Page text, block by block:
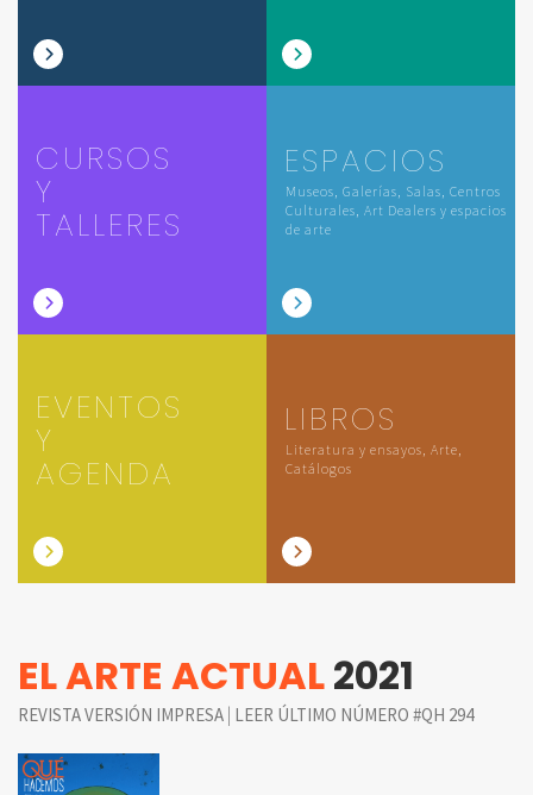
CURSOS
Y
TALLERES
ESPACIOS
Museos, Galerías, Salas, Centros
Culturales, Art Dealers y espacios
de arte
EVENTOS
Y
AGENDA
LIBROS
Literatura y ensayos, Arte,
Catálogos
EL ARTE ACTUAL2021
REVISTA VERSIÓN IMPRESA | LEER ÚLTIMO NÚMERO #QH 294